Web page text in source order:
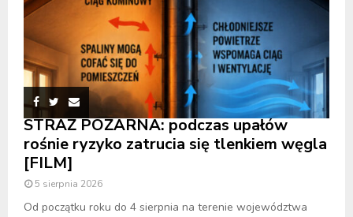
STRAŻ POŻARNA: podczas upałów
rośnie ryzyko zatrucia się tlenkiem węgla
[FILM]
5 sierpnia 2026
Od początku roku do 4 sierpnia na terenie województwa